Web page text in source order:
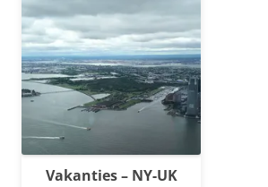
Vakanties – NY-UK